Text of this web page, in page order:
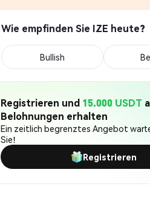
Wie empfinden Sie IZE heute?
Bullish
Registrieren und 15.000 USDT
Belohnungen erhalten
Ein zeitlich begrenztes Angebot
Sie!
Registrieren